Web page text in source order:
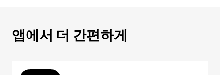
앱에서 더 간편하게